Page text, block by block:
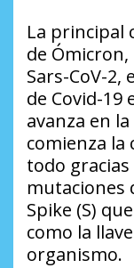
La principal
de Ómicron,
Sars-CoV-
de Covid-19
avanza en
comienza la
todo
mutaciones
Spike (S)
como la
organismo.